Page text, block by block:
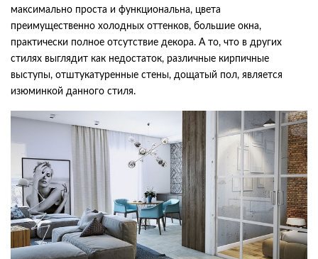
максимально проста и функциональна, цвета
преимущественно холодных оттенков, большие окна,
практически полное отсутствие декора. А то, что в других
стилях выглядит как недостаток, различные кирпичные
выступы, отштукатуренные стены, дощатый пол, является
изюминкой данного стиля.